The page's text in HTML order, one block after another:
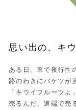
思い出の、キウ
ある日、車で夜行性
路のわきにバケツが
「キウイフルーツ
売るんだ、道端で売